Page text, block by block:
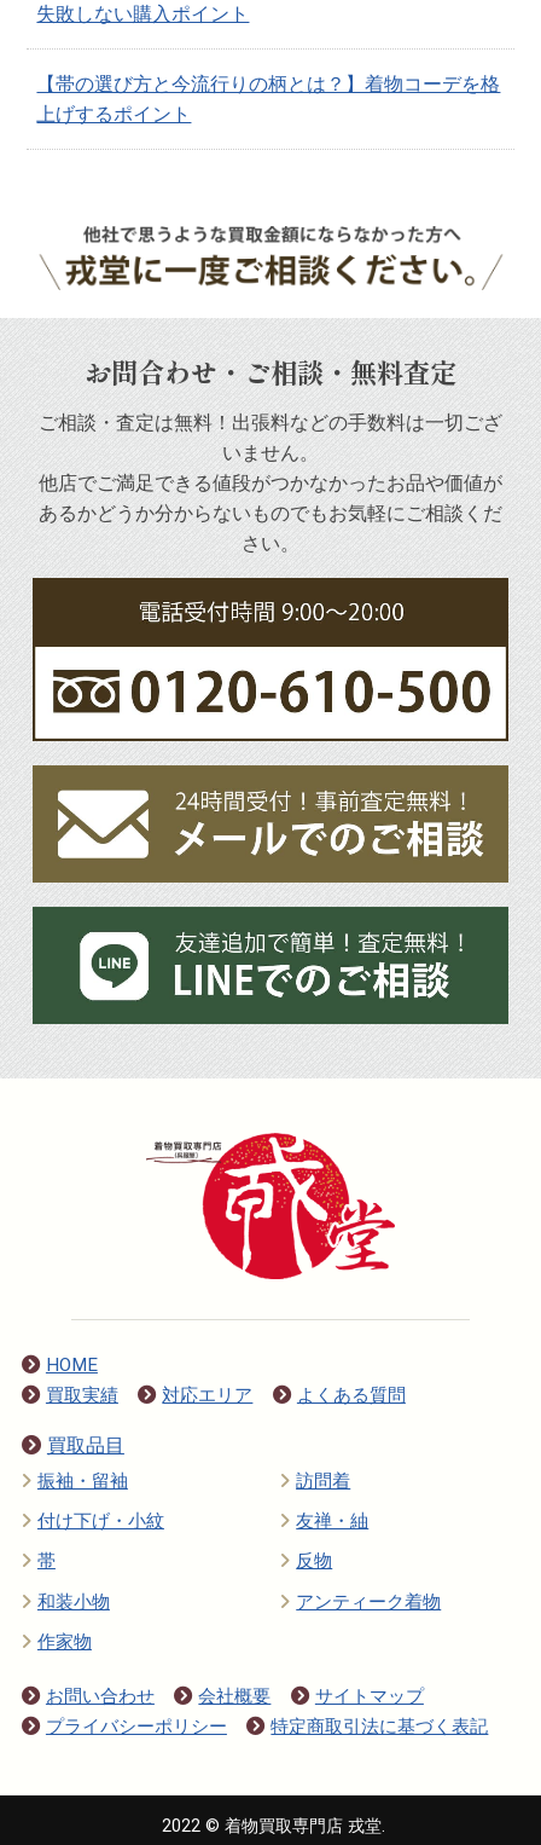
失敗しない購入ポイント
【帯の選び方と今流行りの柄とは？】着物コーデを格
上げするポイント
お問合わせ・ご相談・無料査定
ご相談・査定は無料！出張料などの手数料は一切ござ
いません。
他店でご満足できる値段がつかなかったお品や価値が
あるかどうか分からないものでもお気軽にご相談くだ
さい。
HOME
買取実績
対応エリア よくある質問
買取品目
振袖・留袖
訪問着
付け下げ・小紋
友禅・紬
帯
反物
和装小物
アンティーク着物
作家物
お問い合わせ 会社概要
サイトマップ
プライバシーポリシー
特定商取引法に基づく表記
2022 © 着物買取専門店 戎堂.